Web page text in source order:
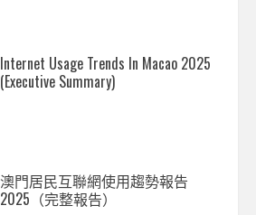
Internet Usage Trends In Macao 2025
(Executive Summary)
澳門居民互聯網使用趨勢報告
2025（完整報告）